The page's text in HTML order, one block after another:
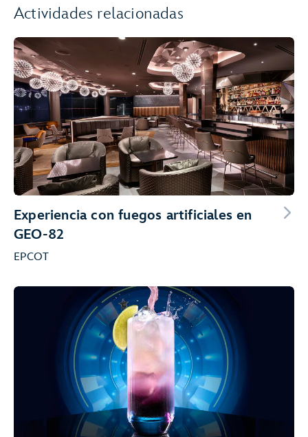
Actividades relacionadas
Experiencia con fuegos artificiales en
GEO-82
EPCOT